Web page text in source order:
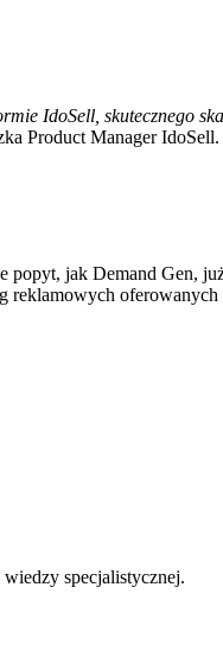
IdoSell, skutecznego
Product Manager IdoSell.
popyt, jak Demand Gen,
reklamowych oferowanych
specjalistycznej.